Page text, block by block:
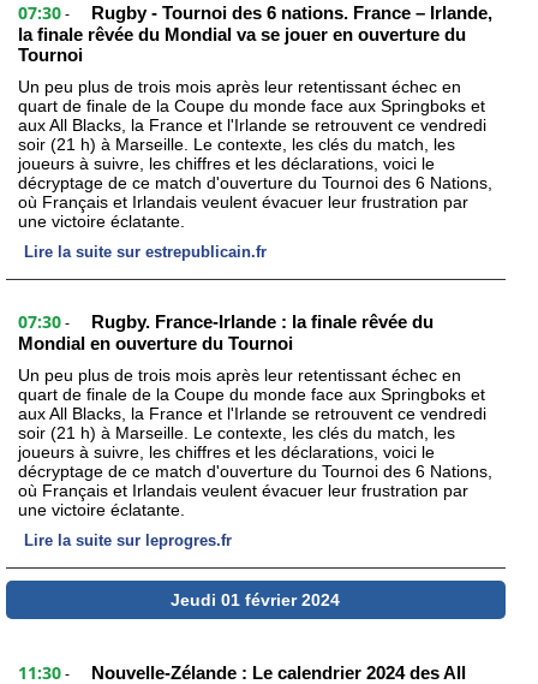
07:30 -
Rugby - Tournoi des 6 nations. France – Irlande,
la finale rêvée du Mondial va se jouer en ouverture du
Tournoi
Un peu plus de trois mois après leur retentissant échec en
quart de finale de la Coupe du monde face aux Springboks et
aux All Blacks, la France et l'Irlande se retrouvent ce vendredi
soir (21 h) à Marseille. Le contexte, les clés du match, les
joueurs à suivre, les chiffres et les déclarations, voici le
décryptage de ce match d'ouverture du Tournoi des 6 Nations,
où Français et Irlandais veulent évacuer leur frustration par
une victoire éclatante.
Lire la suite sur estrepublicain.fr
07:30 -
Rugby. France-Irlande : la finale rêvée du
Mondial en ouverture du Tournoi
Un peu plus de trois mois après leur retentissant échec en
quart de finale de la Coupe du monde face aux Springboks et
aux All Blacks, la France et l'Irlande se retrouvent ce vendredi
soir (21 h) à Marseille. Le contexte, les clés du match, les
joueurs à suivre, les chiffres et les déclarations, voici le
décryptage de ce match d'ouverture du Tournoi des 6 Nations,
où Français et Irlandais veulent évacuer leur frustration par
une victoire éclatante.
Lire la suite sur leprogres.fr
Jeudi 01 février 2024
11:30 - Nouvelle-Zélande : Le calendrier 2024 des All